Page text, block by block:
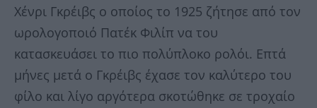
Χένρι Γκρέιβς ο οποίος το 1925 ζήτησε από τον
ωρολογοποιό Πατέκ Φιλίπ να του
κατασκευάσει το πιο πολύπλοκο ρολόι. Επτά
μήνες μετά ο Γκρέιβς έχασε τον καλύτερο του
φίλο και λίγο αργότερα σκοτώθηκε σε τροχαίο